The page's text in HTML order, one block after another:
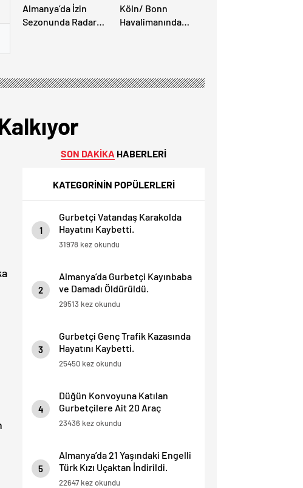
Almanya’da İzin
Sezonunda Radar
Köln/ Bonn
Havalimanında
SON DAKİKA HABERLERİ
KATEGORİNİN POPÜLERLERİ
1
Gurbetçi Vatandaş Karakolda
Hayatını Kaybetti.
31978 kez okundu
2
Almanya’da Gurbetçi Kayınbaba
ve Damadı Öldürüldü.
29513 kez okundu
3
Gurbetçi Genç Trafik Kazasında
Hayatını Kaybetti.
25450 kez okundu
4
Düğün Konvoyuna Katılan
Gurbetçilere Ait 20 Araç
Trafikten Men Edildi.
23436 kez okundu
5
Almanya’da 21 Yaşındaki Engelli
Türk Kızı Uçaktan İndirildi.
Detaylar Haberde.
22647 kez okundu